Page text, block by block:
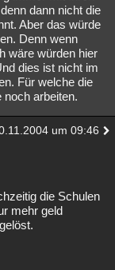
dann nicht die
Aber das würde
Denn wenn
wäre würden hier
dies ist nicht im
Für welche die
noch arbeiten.
um 09:46
die Schulen
mehr geld